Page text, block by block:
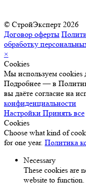
© СтройЭксперт 2026
Договор оферты
обработку
×
Cookies
Мы используем cookies
Подробнее — в
вы даёте согласие на
конфиденциальности
Настройки Принять все
Cookies
Choose what kind of
for one year. Политика
Necessary
These cookies are
website to function.